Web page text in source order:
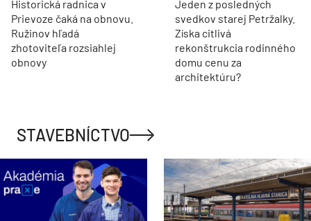
Historická radnica v
Prievoze čaká na obnovu.
Ružinov hľadá
zhotoviteľa rozsiahlej
obnovy
Jeden z posledných
svedkov starej Petržalky.
Získa citlivá
rekonštrukcia rodinného
domu cenu za
architektúru?
STAVEBNÍCTVO